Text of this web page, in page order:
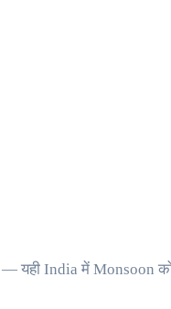
— यही India में